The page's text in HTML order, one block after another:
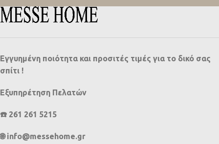
Εγγυημένη ποιότητα και προσιτές τιμές για το δικό σας
σπίτι !
Εξυπηρέτηση Πελατών
☎️ 261 261 5215
🌐 info@messehome.gr